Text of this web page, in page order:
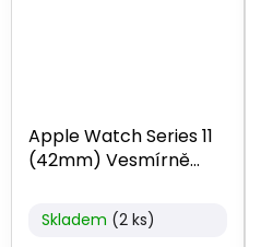
Apple Watch Series 11
(42mm) Vesmírně
Skladem (2 ks)